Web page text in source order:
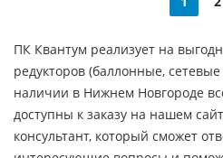
ПК Квантум реализует на
редукторов (баллонные,
наличии в Нижнем Новгороде
доступны к заказу на нашем
консультант, который сможет